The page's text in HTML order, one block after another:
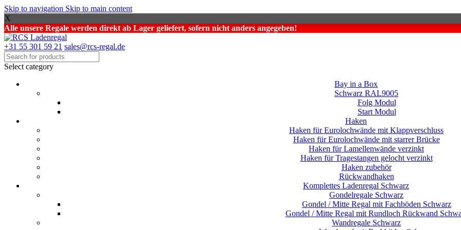
Skip to navigation Skip to main content
X
Alle unsere Regale werden direkt ab Lager geliefert, sofern nicht anders angegeben!
+31 55 301 59 21 sales@rcs-regal.de
Select category
Bay in a Box
Schwarz RAL9005
Folg Modul
Start Modul
Haken
Haken für Eurolochwände mit Klappverschluss
Haken für Eurolochwände mit starrer Brücke
Haken für Lamellenwände verzinkt
Haken für Tragestangen gelocht verzinkt
Haken zubehör
Rückwandhaken
Komplettes Ladenregal Schwarz
Gondelregale Schwarz
Gondel / Mitte Regal mit Fachböden Schwarz
Gondel / Mitte Regal mit Rundloch Rückwand
Wandregale Schwarz